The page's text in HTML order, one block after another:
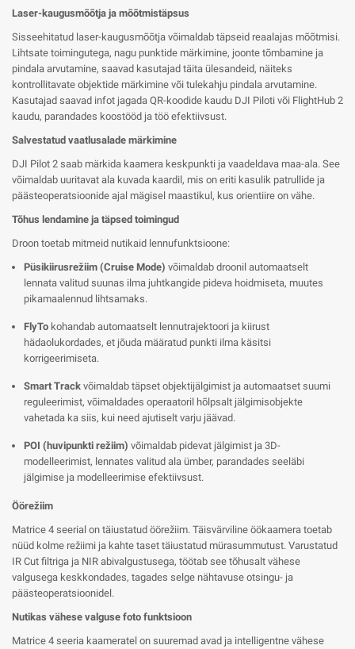
Laser-kaugusmõõtja ja mõõtmistäpsus
Sisseehitatud laser-kaugusmõõtja võimaldab täpseid reaalajas mõõtmisi.
Lihtsate toimingutega, nagu punktide märkimine, joonte tõmbamine ja
pindala arvutamine, saavad kasutajad täita ülesandeid, näiteks
kontrollitavate objektide märkimine või tulekahju pindala arvutamine.
Kasutajad saavad infot jagada QR-koodide kaudu DJI Piloti või FlightHub 2
kaudu, parandades koostööd ja töö efektiivsust.
Salvestatud vaatlusalade märkimine
DJI Pilot 2 saab märkida kaamera keskpunkti ja vaadeldava maa-ala. See
võimaldab uuritavat ala kuvada kaardil, mis on eriti kasulik patrullide ja
päästeoperatsioonide ajal mägisel maastikul, kus orientiire on vähe.
Tõhus lendamine ja täpsed toimingud
Droon toetab mitmeid nutikaid lennufunktsioone:
Püsikiirusrežiim (Cruise Mode) võimaldab droonil automaatselt
lennata valitud suunas ilma juhtkangide pideva hoidmiseta, muutes
pikamaalennud lihtsamaks.
FlyTo kohandab automaatselt lennutrajektoori ja kiirust
hädaolukordades, et jõuda määratud punkti ilma käsitsi
korrigeerimiseta.
Smart Track võimaldab täpset objektijälgimist ja automaatset suumi
reguleerimist, võimaldades operaatoril hõlpsalt jälgimisobjekte
vahetada ka siis, kui need ajutiselt varju jäävad.
POI (huvipunkti režiim) võimaldab pidevat jälgimist ja 3D-
modelleerimist, lennates valitud ala ümber, parandades seeläbi
jälgimise ja modelleerimise efektiivsust.
Öörežiim
Matrice 4 seerial on täiustatud öörežiim. Täisvärviline öökaamera toetab
nüüd kolme režiimi ja kahte taset täiustatud mürasummutust. Varustatud
IR Cut filtriga ja NIR abivalgustusega, töötab see tõhusalt vähese
valgusega keskkondades, tagades selge nähtavuse otsingu- ja
päästeoperatsioonidel.
Nutikas vähese valguse foto funktsioon
Matrice 4 seeria kaameratel on suuremad avad ja intelligentne vähese